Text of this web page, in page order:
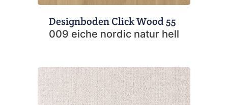
Designboden Click Wood 55
009 eiche nordic natur hell